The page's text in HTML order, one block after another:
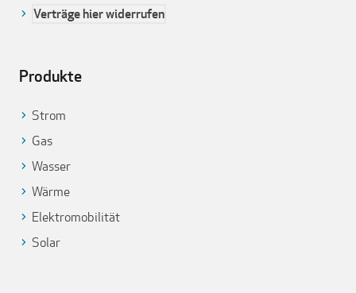
Verträge hier widerrufen
Produkte
Strom
Gas
Wasser
Wärme
Elektromobilität
Solar